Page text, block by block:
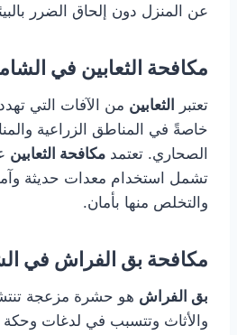
عن المنزل دون إلحاق الضرر
مكافحة الثعابين في
تعتبر الثعابين من الآفات التي
خاصةً في المناطق الزراعية
الصحاري. تعتمد مكافحة الثعابين
تشمل استخدام معدات حديثة
والتخلص منها بأمان.
مكافحة بق الفراش في
بق الفراش هو حشرة مزعجة
والأثاث وتتسبب في لدغات